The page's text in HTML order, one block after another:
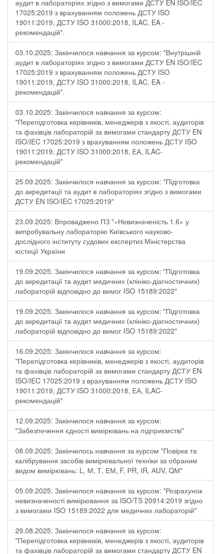
аудит в лабораторіях згідно з вимогами ДСТУ EN ISO/IEC
17025:2019 з врахуванням положень ДСТУ ISO
19011:2019, ДСТУ ISO 31000:2018, ILAC, EA -
рекомендацій".
03.10.2025: Закінчилося навчання за курсом: "Внутрішній
аудит в лабораторіях згідно з вимогами ДСТУ EN ISO/IEC
17025:2019 з врахуванням положень ДСТУ ISO
19011:2019, ДСТУ ISO 31000:2018, ILAC, EA -
рекомендацій".
03.10.2025: Закінчилося навчання за курсом:
"Перепідготовка керівників, менеджерів з якості, аудиторів
та фахівців лабораторій за вимогами стандарту ДСТУ EN
ISO/IEC 17025:2019 з врахуванням положень ДСТУ ISO
19011:2019, ДСТУ ISO 31000:2018, ЕА, ILAC-
рекомендацій"
25.09.2025: Закінчилося навчання за курсом: "Підготовка
до акредитації та аудит в лабораторіях згідно з вимогами
ДСТУ EN ISO/IEC 17025:2019"
23.09.2025: Впроваджено ПЗ "«Невизначеність 1.6» у
випробувальну лабораторію Київського науково-
дослідного інституту судових експертиз Міністерства
юстиції України
19.09.2025: Закінчилося навчання за курсом: "Підготовка
до акредитації та аудит медичних (клініко-діагностичних)
лабораторій відповідно до вимог ISO 15189:2022"
19.09.2025: Закінчилося навчання за курсом: "Підготовка
до акредитації та аудит медичних (клініко-діагностичних)
лабораторій відповідно до вимог ISO 15189:2022"
16.09.2025: Закінчилося навчання за курсом:
"Перепідготовка керівників, менеджерів з якості, аудиторів
та фахівців лабораторій за вимогами стандарту ДСТУ EN
ISO/IEC 17025:2019 з врахуванням положень ДСТУ ISO
19011:2019, ДСТУ ISO 31000:2018, ЕА, ILAC-
рекомендацій"
12.09.2025: Закінчилося навчання за курсом:
"Забезпечення єдності вимірювань на підприємстві"
08.09.2025: Закінчилось навчання за курсом "Повірка та
калібрування засобів вимірювальної техніки за обраним
видом вимірювань: L, М, Т, ЕМ, F, РR, ІR, АUV, QМ"
05.09.2025: Закінчилося навчання за курсом: "Розрахунок
невизначеності вимірювання за ISO/TS 20914:2019 згідно
з вимогами ISO 15189:2022 для медичних лабораторій"
29.08.2025: Закінчилося навчання за курсом:
"Перепідготовка керівників, менеджерів з якості, аудиторів
та фахівців лабораторій за вимогами стандарту ДСТУ EN